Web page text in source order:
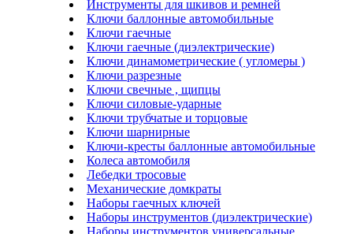
Инструменты для шкивов и ремней
Ключи баллонные автомобильные
Ключи гаечные
Ключи гаечные (диэлектрические)
Ключи динамометрические ( угломеры )
Ключи разрезные
Ключи свечные , щипцы
Ключи силовые-ударные
Ключи трубчатые и торцовые
Ключи шарнирные
Ключи-кресты баллонные автомобильные
Колеса автомобиля
Лебедки тросовые
Механические домкраты
Наборы гаечных ключей
Наборы инструментов (диэлектрические)
Наборы инструментов универсальные